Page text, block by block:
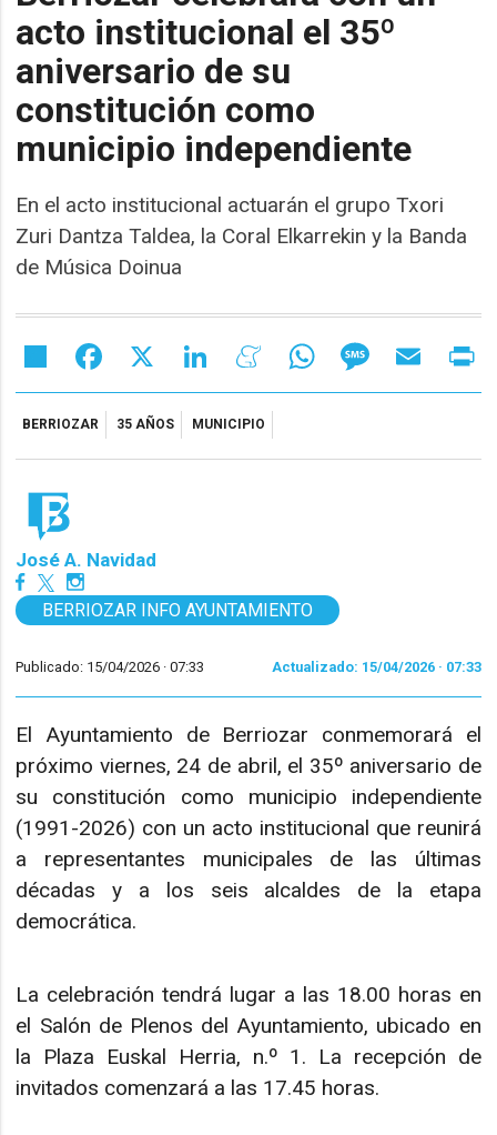
acto institucional el 35º
aniversario de su
constitución como
municipio independiente
En el acto institucional actuarán el grupo Txori
Zuri Dantza Taldea, la Coral Elkarrekin y la Banda
de Música Doinua
Share Facebook LinkedIn MeneameWhatsAppMessageEmail
BERRIOZAR 35 AÑOS MUNICIPIO
José A. Navidad
BERRIOZAR INFO AYUNTAMIENTO
Publicado: 15/04/2026 ·07:33 Actualizado: 15/04/2026 · 07:33
El Ayuntamiento de Berriozar conmemorará el
próximo viernes, 24 de abril, el 35º aniversario de
su constitución como municipio independiente
(1991-2026) con un acto institucional que reunirá
a representantes municipales de las últimas
décadas y a los seis alcaldes de la etapa
democrática.
La celebración tendrá lugar a las 18.00 horas en
el Salón de Plenos del Ayuntamiento, ubicado en
la Plaza Euskal Herria, n.º 1. La recepción de
invitados comenzará a las 17.45 horas.